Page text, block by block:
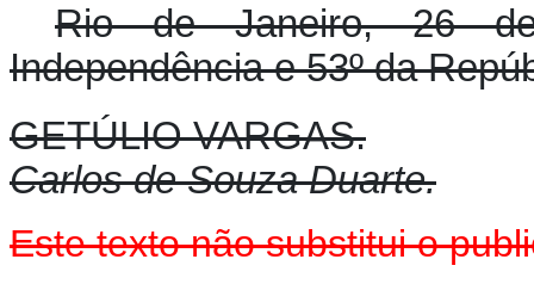
Rio de Janeiro, 26
Independência e 53º da
GETÚLIO VARGAS.
Carlos de Souza Duarte.
Este textonãosubstitui o